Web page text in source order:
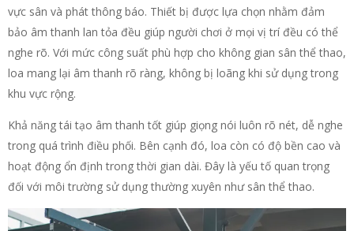
vực sân và phát thông báo. Thiết bị được lựa chọn nhằm đảm
bảo âm thanh lan tỏa đều giúp người chơi ở mọi vị trí đều có thể
nghe rõ. Với mức công suất phù hợp cho không gian sân thể thao,
loa mang lại âm thanh rõ ràng, không bị loãng khi sử dụng trong
khu vực rộng.
Khả năng tái tạo âm thanh tốt giúp giọng nói luôn rõ nét, dễ nghe
trong quá trình điều phối. Bên cạnh đó, loa còn có độ bền cao và
hoạt động ổn định trong thời gian dài. Đây là yếu tố quan trọng
đối với môi trường sử dụng thường xuyên như sân thể thao.